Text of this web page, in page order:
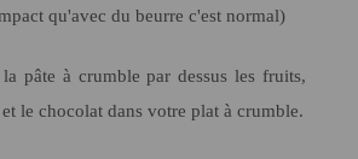
qu'avec du beurre c'est normal)
le chocolat dans votre plat à crumble.